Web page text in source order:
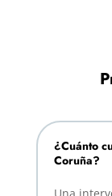
¿Cuánto
Coruña?